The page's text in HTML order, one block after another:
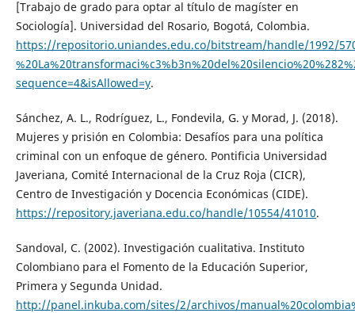
[Trabajo de grado para optar al título de magíster en
Sociología]. Universidad del Rosario, Bogotá, Colombia.
https://repositorio.uniandes.edu.co/bitstream/handle/1992/
sequence=4&isAllowed=y.
Sánchez, A. L., Rodríguez, L., Fondevila, G. y Morad, J. (2018).
Mujeres y prisión en Colombia: Desafíos para una política
criminal con un enfoque de género. Pontificia Universidad
Javeriana, Comité Internacional de la Cruz Roja (CICR),
Centro de Investigación y Docencia Económicas (CIDE).
https://repository.javeriana.edu.co/handle/10554/41010.
Sandoval, C. (2002). Investigación cualitativa. Instituto
Colombiano para el Fomento de la Educación Superior,
Primera y Segunda Unidad.
http://panel.inkuba.com/sites/2/archivos/